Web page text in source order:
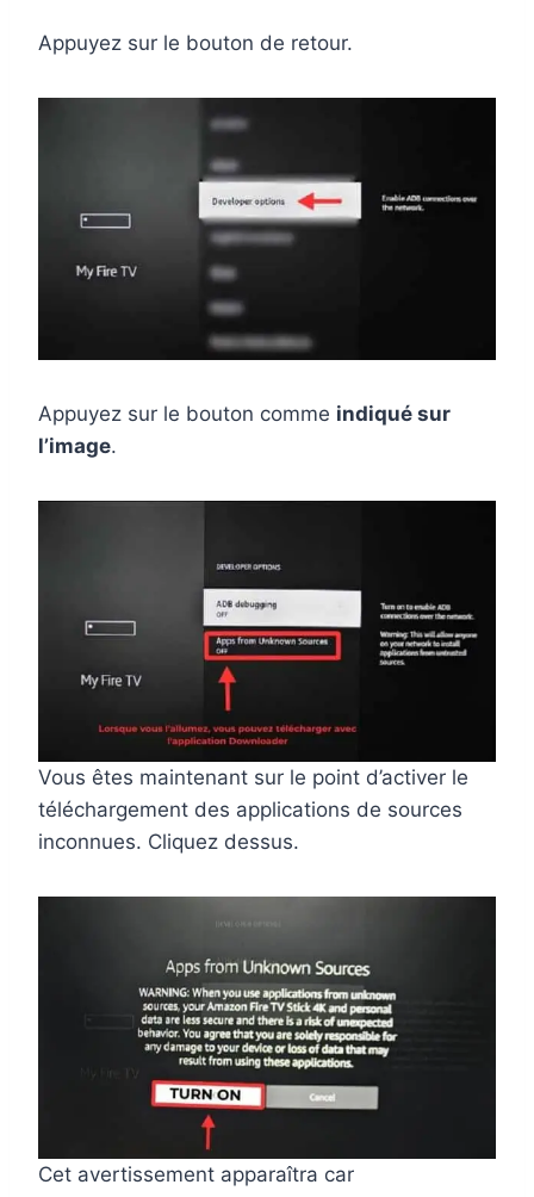
Appuyez sur le bouton de retour.
Appuyez sur le bouton comme indiqué sur
l’image.
Vous êtes maintenant sur le point d’activer le
téléchargement des applications de sources
inconnues. Cliquez dessus.
Cet avertissement apparaîtra car